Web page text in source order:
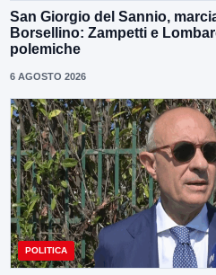
San Giorgio del Sannio,
Borsellino: Zampetti e
polemiche
6 AGOSTO 2026
POLITICA